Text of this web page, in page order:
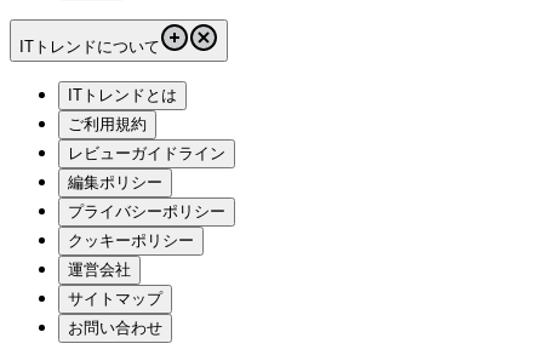
ITトレンドについて
ITトレンドとは
ご利用規約
レビューガイドライン
編集ポリシー
プライバシーポリシー
クッキーポリシー
運営会社
サイトマップ
お問い合わせ